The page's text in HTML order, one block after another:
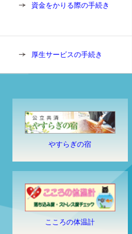
資金をかりる際の手続き
厚生サービスの手続き
やすらぎの宿
こころの体温計